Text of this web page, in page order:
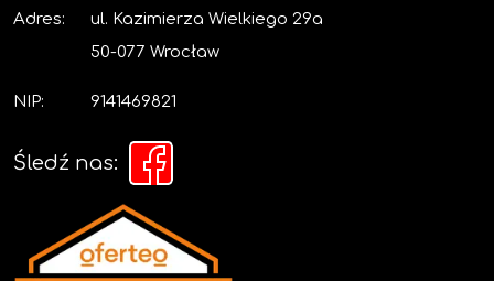
Adres:
ul. Kazimierza Wielkiego 29a
50-077 Wrocław
NIP: 9141469821
Śledź nas: